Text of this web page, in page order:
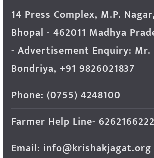
14 Press Complex, M.P.
Bhopal - 462011 Madhya
- Advertisement Enquiry: Mr.
Bondriya, +91 9826021837
Phone: (0755) 4248100
Farmer Help Line- 6262166222
Email: info@krishakjagat.org